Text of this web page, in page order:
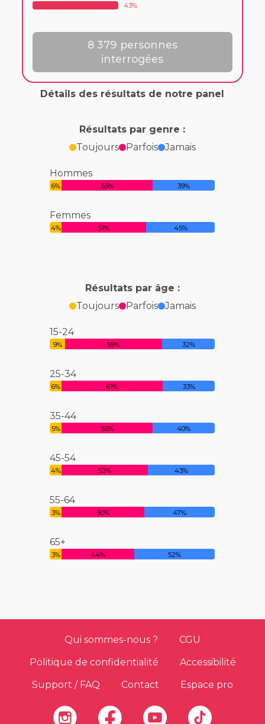
43%
8 379 personnes
interrogées
Détails des résultats de notre panel
Résultats par genre :
Toujours
Parfois Jamais
Hommes
6% 55% 39%
Femmes
4% 51% 45%
Résultats par âge :
Toujours
Parfois Jamais
15-24
9% 59% 32%
25-34
6% 61% 33%
35-44
5% 55% 40%
45-54
4% 52% 43%
55-64
3% 50% 47%
65+
3% 44% 52%
Qui sommes-nous ?
CGU
Politique de confidentialité
Accessibilité
Support / FAQ
Contact Espace pro